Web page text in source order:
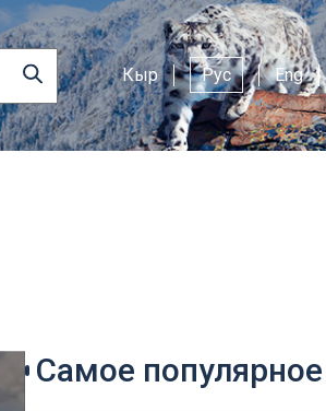
Кыр Рус Eng
Самое популярное